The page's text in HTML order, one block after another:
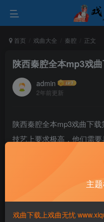
首页 戏曲大全 秦腔 正文
陕西秦腔全本mp3戏
admin
2年前更新
陕西秦腔全本mp3戏曲下
技艺上要求极高，他们需
底。在表演过程中，演员
等各种动作，这对身体素
员还需要掌握唱、念、做
主
戏曲下载上戏曲无忧